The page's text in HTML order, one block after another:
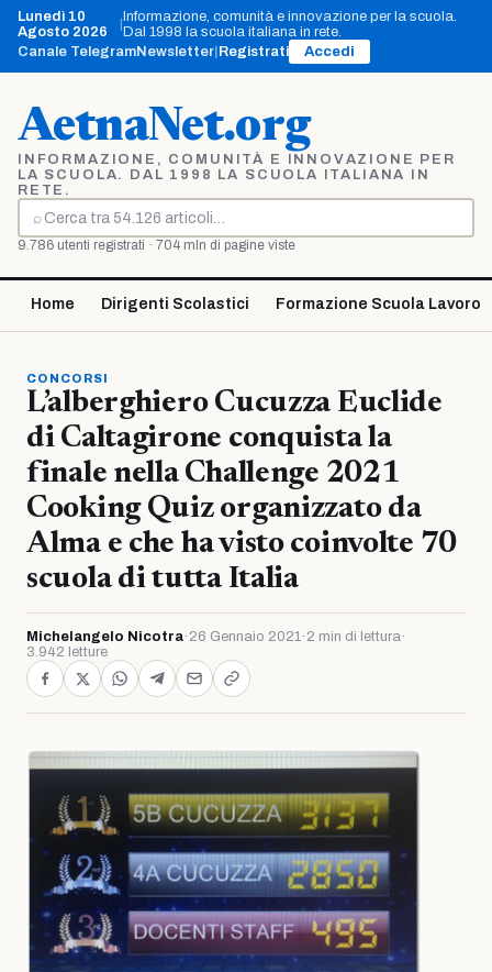
Vai
contenuto
Lunedì 10
Agosto 2026
Informazione, comunità e innovazione per la scuola.
Dal 1998 la scuola italiana in rete.
Canale TelegramNewsletter Registrati Accedi
AetnaNet.org
INFORMAZIONE, COMUNITÀ E INNOVAZIONE PER
LA SCUOLA. DAL 1998 LA SCUOLA ITALIANA IN
RETE.
⌕
Cerca
9.786 utenti registrati · 704 mln di pagine viste
Home Dirigenti Scolastici Formazione Scuola Lavoro
CONCORSI
L’alberghiero Cucuzza Euclide
di Caltagirone conquista la
finale nella Challenge 2021
Cooking Quiz organizzato da
Alma e che ha visto coinvolte 70
scuola di tutta Italia
Michelangelo Nicotra· 26 Gennaio 2021· 2 min di lettura·
3.942 letture